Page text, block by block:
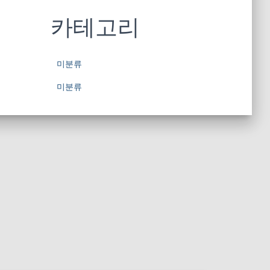
카테고리
미분류
미분류